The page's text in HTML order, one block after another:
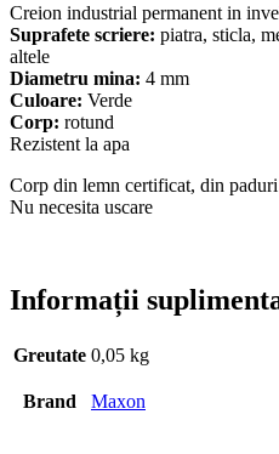
Creion industrial permanent in
Suprafete scriere: piatra, sticla,
altele
Diametru mina: 4 mm
Culoare: Verde
Corp: rotund
Rezistent la apa
Corp din lemn certificat, din
Nu necesita uscare
Informații
Greutate 0,05 kg
Brand Maxon